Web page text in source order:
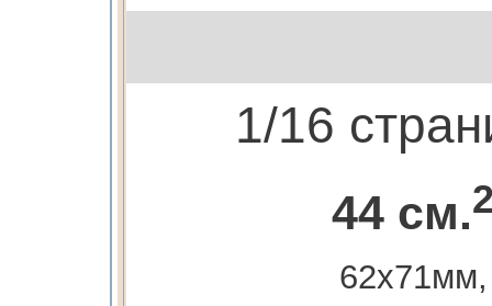
1/16
44 см.
62х71мм,